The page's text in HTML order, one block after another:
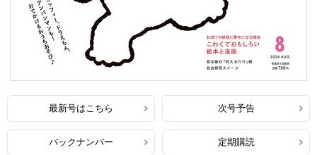
最新号はこちら 次号予告
バックナンバー 定期購読